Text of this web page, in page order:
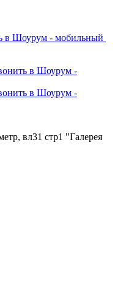
в Шоурум - мобильный
в Шоурум -
в Шоурум -
вл31 стр1 "Галерея